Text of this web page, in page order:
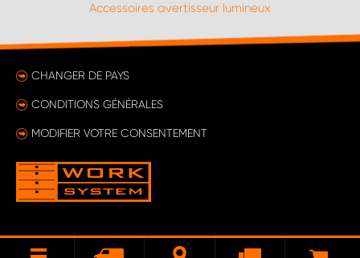
Accessoires avertisseur lumineux
CHANGER DE PAYS
CONDITIONS GÉNÉRALES
MODIFIER VOTRE CONSENTEMENT